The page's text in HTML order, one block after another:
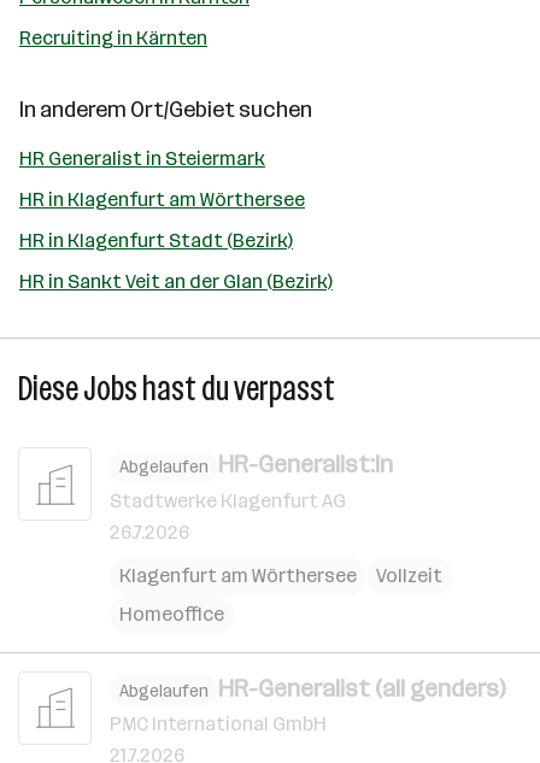
Recruiting in Kärnten
In anderem Ort/Gebiet suchen
HR Generalist in Steiermark
HR in Klagenfurt am Wörthersee
HR in Klagenfurt Stadt (Bezirk)
HR in Sankt Veit an der Glan (Bezirk)
Diese Jobs hast du verpasst
Abgelaufen HR-Generalist:in
Stadtwerke Klagenfurt AG
26.7.2026
Klagenfurt am Wörthersee
Vollzeit
Homeoffice
Abgelaufen HR-Generalist (all genders)
PMC International GmbH
21.7.2026